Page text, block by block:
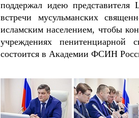
поддержал идею
встречи мусульманских
исламским населением, чтобы
учреждениях пенитенциарной
состоится в Академии ФСИН